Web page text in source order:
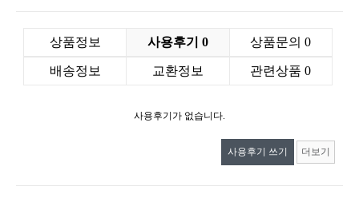
상품정보 사용후기 0 상품문의0
배송정보 교환정보 관련상품0
사용후기가 없습니다.
사용후기 쓰기 더보기